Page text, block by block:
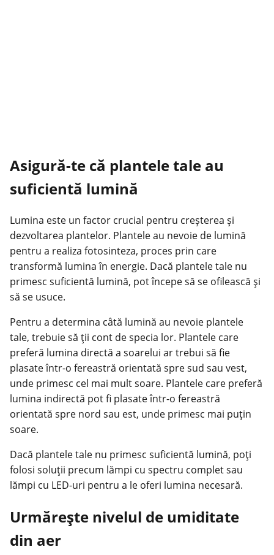
Asigură-te că plantele tale au
suficientă lumină
Lumina este un factor crucial pentru creșterea și
dezvoltarea plantelor. Plantele au nevoie de lumină
pentru a realiza fotosinteza, proces prin care
transformă lumina în energie. Dacă plantele tale nu
primesc suficientă lumină, pot începe să se ofilească și
să se usuce.
Pentru a determina câtă lumină au nevoie plantele
tale, trebuie să ții cont de specia lor. Plantele care
preferă lumina directă a soarelui ar trebui să fie
plasate într-o fereastră orientată spre sud sau vest,
unde primesc cel mai mult soare. Plantele care preferă
lumina indirectă pot fi plasate într-o fereastră
orientată spre nord sau est, unde primesc mai puțin
soare.
Dacă plantele tale nu primesc suficientă lumină, poți
folosi soluții precum lămpi cu spectru complet sau
lămpi cu LED-uri pentru a le oferi lumina necesară.
Urmărește nivelul de umiditate
din aer